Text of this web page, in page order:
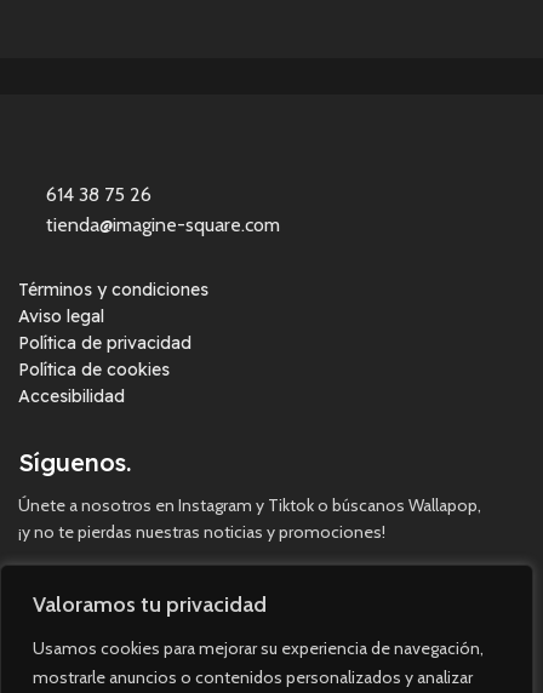
Valoramos tu privacidad
Usamos cookies para mejorar su experiencia de navegación,
mostrarle anuncios o contenidos personalizados y analizar
614 38 75 26
tienda@imagine-square.com
Términos y condiciones
Aviso legal
Política de privacidad
Política de cookies
Accesibilidad
Síguenos.
Únete a nosotros en Instagram y Tiktok o búscanos Wallapop,
¡y no te pierdas nuestras noticias y promociones!